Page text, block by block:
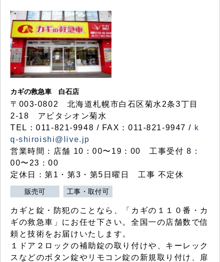
カギの救急車 白石店
〒003-0802 北海道札幌市白石区菊水2条3丁目
2-18 アビタシオン菊水
TEL：011-821-9948 / FAX：011-821-9947 / k
q-shiroishi@live.jp
営業時間：店舗 10：00〜19：00 工事受付 8：
00〜23：00
定休日：第1・第3・第5日曜日 工事 不定休
販売可 工事・取付可
カギと錠・防犯のことなら、「カギの１１０番・カ
ギの救急車」にお任せ下さい。全国一の店舗数で信
頼と技術をお届けいたします。
１ドア２ロックの補助錠の取り付けや、キーレック
スなどのボタン錠やリモコン錠の新規取り付け、扉